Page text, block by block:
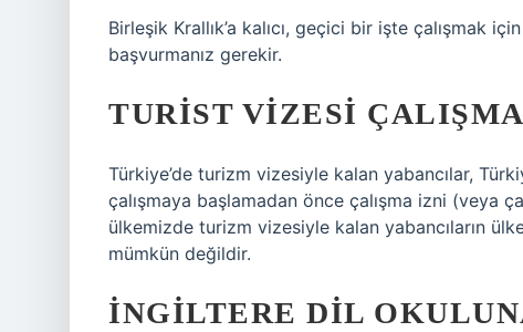
Birleşik Krallık’a kalıcı, geçici bir işte çalışmak
başvurmanız gerekir.
TURIST VIZESI
Türkiye’de turizm vizesiyle kalan yabancılar,
çalışmaya başlamadan önce çalışma izni (veya
ülkemizde turizm vizesiyle kalan yabancıların
mümkün değildir.
İNGILTERE DIL